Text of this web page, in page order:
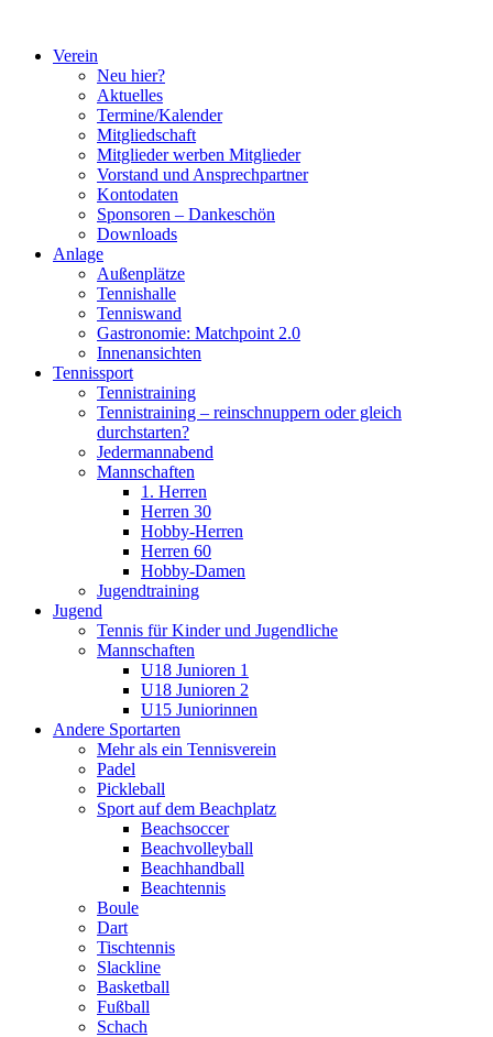
springenVerein
Neu hier?
Aktuelles
Termine/Kalender
Mitgliedschaft
Mitglieder werben Mitglieder
Vorstand und Ansprechpartner
Kontodaten
Sponsoren – Dankeschön
Downloads
Anlage
Außenplätze
Tennishalle
Tenniswand
Gastronomie: Matchpoint 2.0
Innenansichten
Tennissport
Tennistraining
Tennistraining – reinschnuppern oder gleich
durchstarten?
Jedermannabend
Mannschaften
1. Herren
Herren 30
Hobby-Herren
Herren 60
Hobby-Damen
Jugendtraining
Jugend
Tennis für Kinder und Jugendliche
Mannschaften
U18 Junioren 1
U18 Junioren 2
U15 Juniorinnen
Andere Sportarten
Mehr als ein Tennisverein
Padel
Pickleball
Sport auf dem Beachplatz
Beachsoccer
Beachvolleyball
Beachhandball
Beachtennis
Boule
Dart
Tischtennis
Slackline
Basketball
Fußball
Schach